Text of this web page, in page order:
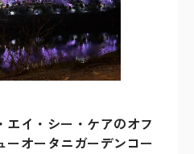
エイ・シー・ケアのオフ
オータニガーデンコー